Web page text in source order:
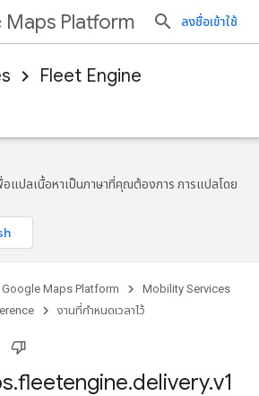
Maps Platform ลงชื่อเข้าใช้
Fleet Engine
อแปลเนื้อหาเป็นภาษาที่คุณต้องการ การแปลโดย
Google Maps Platform
Mobility Services
งานที่กำหนดเวลาไว้
.fleetengine.delivery.v1